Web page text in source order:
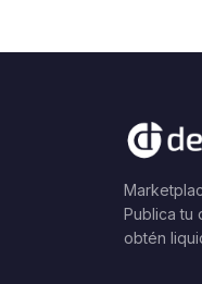
Publica tu
obtén